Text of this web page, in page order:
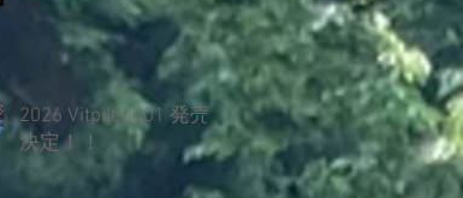
2026 Vitpilen801 発売
決定！！